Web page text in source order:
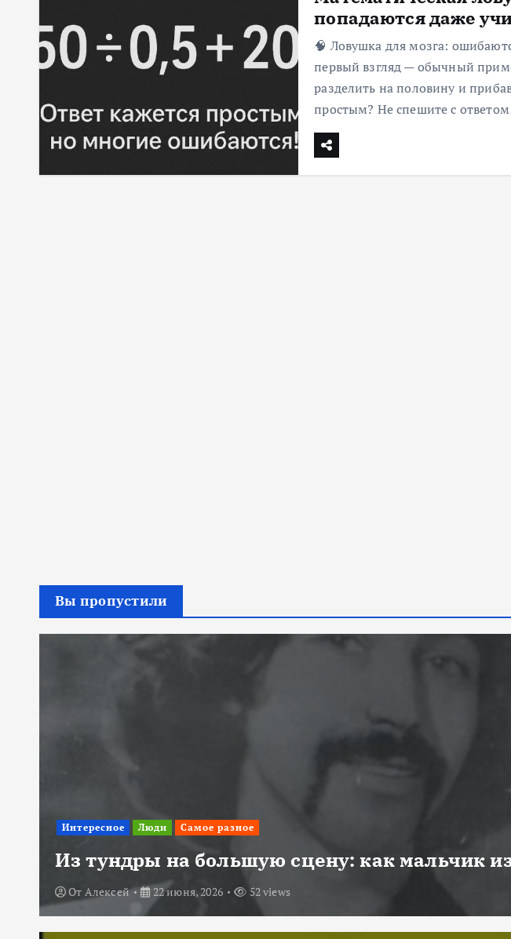
попадаются даже
🧠 Ловушка для мозга:
первый взгляд — обычный
разделить на половину и
простым? Не спешите с
Вы пропустили
Интересное Люди Самое разное
Из тундры на большую сцену: как мальчик
От Алексей 22 июня, 2026 52 views